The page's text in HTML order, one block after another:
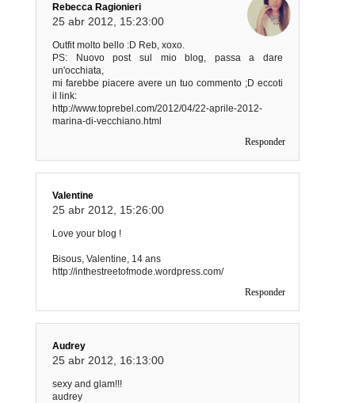
Rebecca Ragionieri
25 abr 2012, 15:23:00
Outfit molto bello :D Reb, xoxo.
PS: Nuovo post sul mio blog, passa a dare
un'occhiata,
mi farebbe piacere avere un tuo commento ;D eccoti
il link:
http://www.toprebel.com/2012/04/22-aprile-2012-
marina-di-vecchiano.html
Responder
Valentine
25 abr 2012, 15:26:00
Love your blog !
Bisous, Valentine, 14 ans
http://inthestreetofmode.wordpress.com/
Responder
Audrey
25 abr 2012, 16:13:00
sexy and glam!!!
audrey